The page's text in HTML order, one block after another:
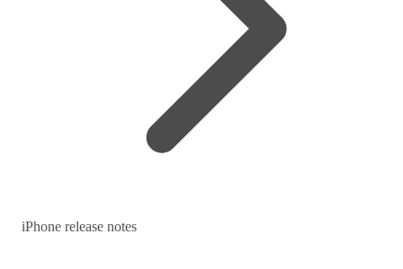
iPhone release notes